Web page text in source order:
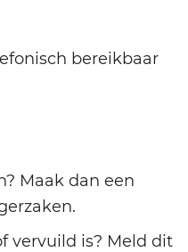
bereikbaar
Maak dan een
vervuild is? Meld dit